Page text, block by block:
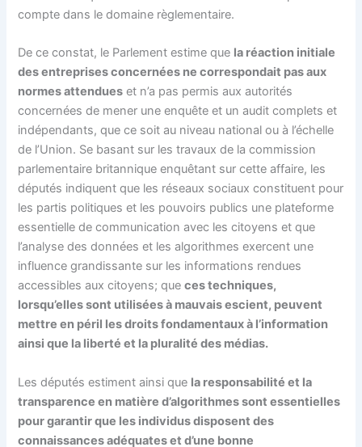
compte dans le domaine règlementaire.
De ce constat, le Parlement estime que la réaction initiale
des entreprises concernées ne correspondait pas aux
normes attendues et n’a pas permis aux autorités
concernées de mener une enquête et un audit complets et
indépendants, que ce soit au niveau national ou à l’échelle
de l’Union. Se basant sur les travaux de la commission
parlementaire britannique enquêtant sur cette affaire, les
députés indiquent que les réseaux sociaux constituent pour
les partis politiques et les pouvoirs publics une plateforme
essentielle de communication avec les citoyens et que
l’analyse des données et les algorithmes exercent une
influence grandissante sur les informations rendues
accessibles aux citoyens; queces techniques,
lorsqu’elles sont utilisées à mauvais escient, peuvent
mettre en péril les droits fondamentaux à l’information
ainsi que la liberté et la pluralité des médias.
Les députés estiment ainsi que la responsabilité et la
transparence en matière d’algorithmes sont essentielles
pour garantir que les individus disposent des
connaissances adéquates et d’une bonne